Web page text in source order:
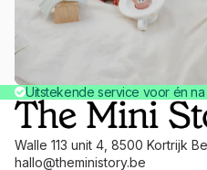
Uitstekende service voor én
Walle 113 unit 4, 8500 Kortrijk
hallo@theministory.be